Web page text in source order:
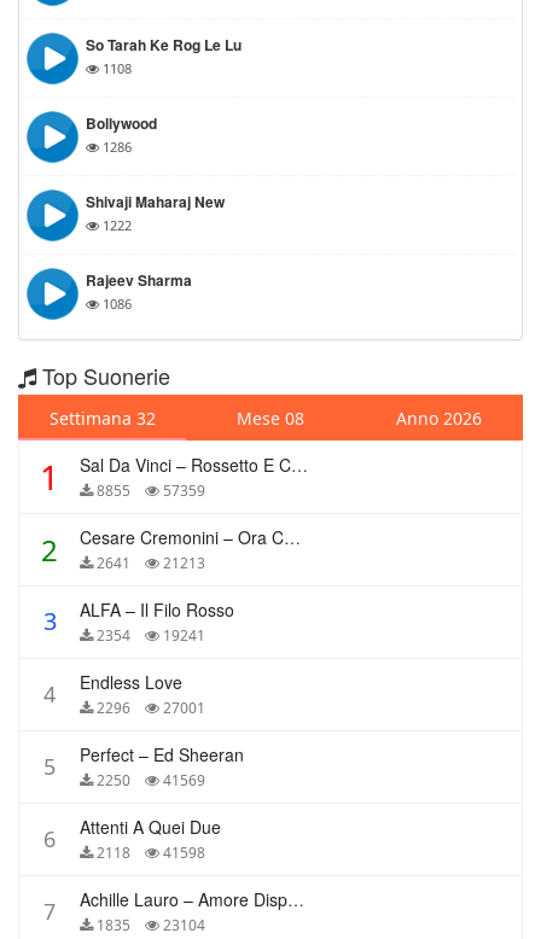
So Tarah Ke Rog Le Lu
1108
Bollywood
1286
Shivaji Maharaj New
1222
Rajeev Sharma
1086
Top Suonerie
Settimana 32 Mese 08 Anno 2026
1 Sal Da Vinci – Rossetto E Caffè
8855 57359
2 Cesare Cremonini – Ora Che Non Ho Più Te
2641 21213
3 ALFA – Il Filo Rosso
2354 19241
4 Endless Love
2296 27001
5 Perfect – Ed Sheeran
2250 41569
6 Attenti A Quei Due
2118 41598
7 Achille Lauro – Amore Disperato
1835 23104